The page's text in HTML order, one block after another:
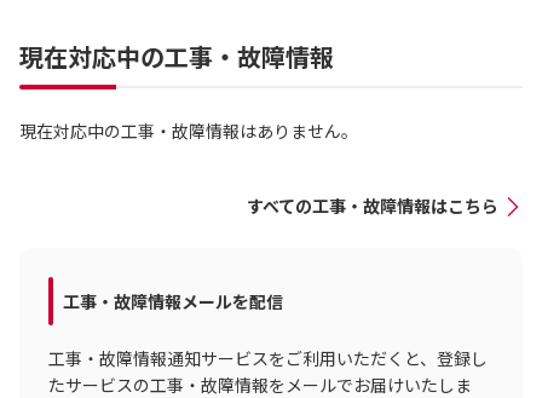
現在対応中の工事・故障情報
現在対応中の工事・故障情報はありません。
すべての工事・故障情報はこちら
工事・故障情報メールを配信
工事・故障情報通知サービスをご利用いただくと、登録し
たサービスの工事・故障情報をメールでお届けいたしま